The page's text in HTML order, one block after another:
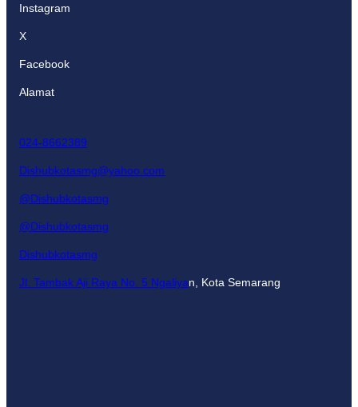
Instagram
X
Facebook
Alamat
024-8662389
Dishubkotasmg@yahoo.com
@Dishubkotasmg
@Dishubkotasmg
Dishubkotasmg
Jl. Tambak Aji Raya No. 5 Ngaliyan, Kota Semarang